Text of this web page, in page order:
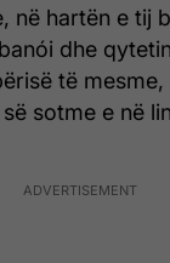
në hartën e tij
dhe
të
sotme e në